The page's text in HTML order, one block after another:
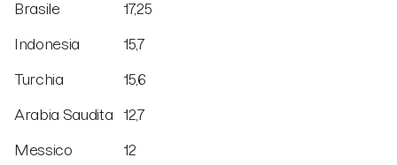
Brasile 17,25
Indonesia 15,7
Turchia 15,6
Arabia Saudita 12,7
Messico 12